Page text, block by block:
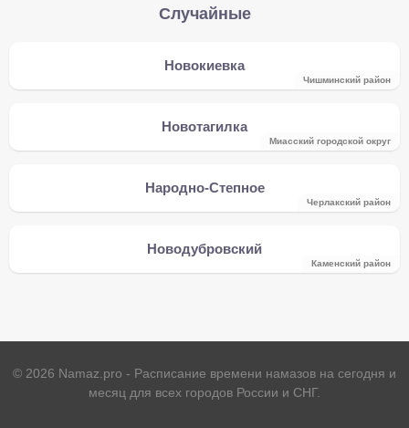
Случайные
Новокиевка
Чишминский район
Новотагилка
Миасский городской округ
Народно-Степное
Черлакский район
Новодубровский
Каменский район
© 2026 Namaz.pro - Расписание времени намазов на сегодня и
месяц для всех городов России и СНГ.